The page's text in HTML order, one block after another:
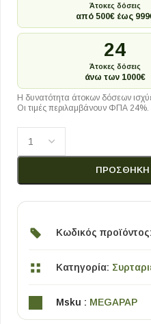
Άτοκες δόσεις
από 500€ έως
24
Άτοκες δόσεις
άνω των 1000€
Η δυνατότητα άτοκων δόσεων
Οι τιμές περιλαμβάνουν ΦΠΑ 24%.
ΠΡΟΣΘΉΚΗ
Κωδικός προϊόντος:
Κατηγορία:
Msku : MEGAPAP